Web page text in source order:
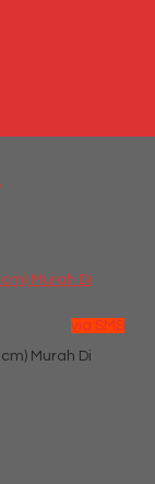
via SMS